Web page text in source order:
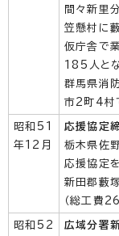
間々新里分
笠懸村に
仮庁舎で
185人とな
群馬県消
市2町4村
昭和51
年12月
応援協定
栃木県佐
応援協定
新田郡藪
（総工費
昭和52
広域分署